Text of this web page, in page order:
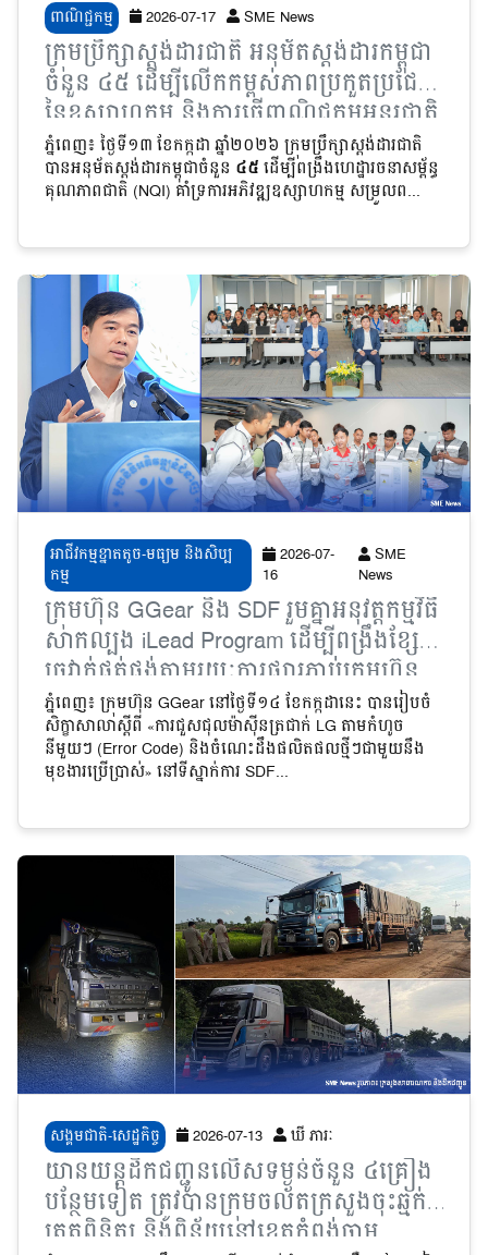
ពាណិជ្ជកម្ម 2026-07-17 SME News
ក្រុមប្រឹក្សាស្តង់ដារជាតិ អនុម័តស្តង់ដារកម្ពុជា
ចំនួន ៤៥ ដើម្បីលើកកម្ពស់ភាពប្រកួតប្រជែង
នៃឧស្សាហកម្ម និងការធ្វើពាណិជ្ជកម្មអន្តរជាតិ
ភ្នំពេញ៖ ថ្ងៃទី១៣ ខែកក្កដា ឆ្នាំ២០២៦ ក្រុមប្រឹក្សាស្តង់ដារជាតិ
បានអនុម័តស្តង់ដារកម្ពុជាចំនួន ៤៥ដើម្បីពង្រឹងហេដ្ឋារចនាសម្ព័ន្ធ
គុណភាពជាតិ (NQI) គាំទ្រការអភិវឌ្ឍឧស្សាហកម្ម សម្រួលព...
អាជីវកម្មខ្នាតតូច-មធ្យម និងសិប្ប
កម្ម
2026-07-
16
SME
News
ក្រុមហ៊ុន GGear និង SDF រួមគ្នាអនុវត្ដកម្មវិធី
សាកល្បង iLead Program ដើម្បីពង្រឹងខ្សែ
ច្រវាក់ផ្គត់ផ្គង់តាមរយៈការផ្សារភ្ជាប់ក្រុមហ៊ុន
ធំៗ ជាមួយ MSMEs
ភ្នំពេញ៖ ក្រុមហ៊ុន GGear នៅថ្ងៃទី១៤ ខែកក្កដានេះ បានរៀបចំ
សិក្ខាសាលាស្តីពី «ការជួសជុលម៉ាស៊ីនត្រជាក់ LG តាមកំហូច
នីមួយៗ (Error Code) និងចំណេះដឹងផលិតផលថ្មីៗជាមួយនឹង
មុខងារប្រើប្រាស់» នៅទីស្នាក់ការ SDF...
សង្គមជាតិ-សេដ្ឋកិច្ច 2026-07-13 ឃី ភារៈ
យានយន្តដឹកជញ្ជូនលើសទម្ងន់ចំនួន ៤គ្រឿង
បន្ថែមទៀត ត្រូវបានក្រុមចល័តក្រសួងចុះឆ្មក់
ត្រួតពិនិត្យ និងពិន័យនៅខេត្តកំពង់ចាម